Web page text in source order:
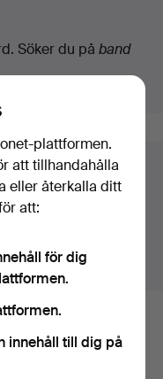
Söker du på band
har transporter till
arkiv som
plattformen.
att tillhandahålla
eller återkalla ditt
att:
för dig
innehåll till dig på